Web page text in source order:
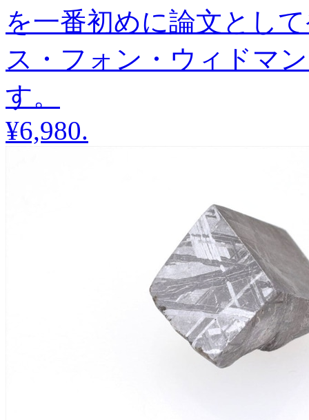
を一番初めに論文とし
ス・フォン・ウィドマ
す。
¥6,980.